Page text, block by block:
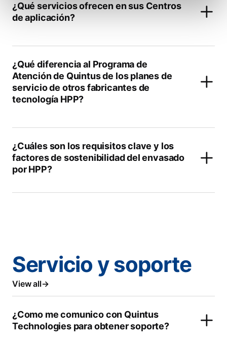
¿Qué servicios ofrecen en sus Centros
de aplicación?
¿Qué diferencia al Programa de
Atención de Quintus de los planes de
servicio de otros fabricantes de
tecnología HPP?
¿Cuáles son los requisitos clave y los
factores de sostenibilidad del envasado
por HPP?
Servicio y soporte
View all
¿Como me comunico con Quintus
Technologies para obtener soporte?